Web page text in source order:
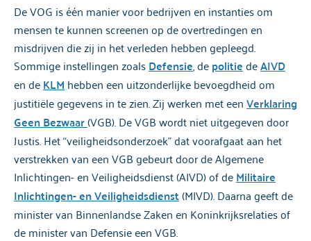
De VOG is één manier voor bedrijven en instanties om
mensen te kunnen screenen op de overtredingen en
misdrijven die zij in het verleden hebben gepleegd.
Sommige instellingen zoalsDefensie, depolitiedeAIVD
en deKLM hebben een uitzonderlijke bevoegdheid om
justitiële gegevens in te zien. Zij werken met eenVerklaring
Geen Bezwaar(VGB). De VGB wordt niet uitgegeven door
Justis. Het “veiligheidsonderzoek” dat voorafgaat aan het
verstrekken van een VGB gebeurt door de Algemene
Inlichtingen- en Veiligheidsdienst (AIVD) of deMilitaire
Inlichtingen- en Veiligheidsdienst(MIVD). Daarna geeft de
minister van Binnenlandse Zaken en Koninkrijksrelaties of
de minister van Defensie een VGB.